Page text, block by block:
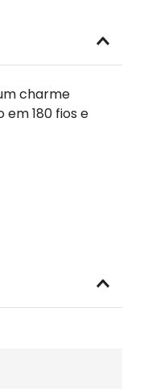
charme
180 fios e